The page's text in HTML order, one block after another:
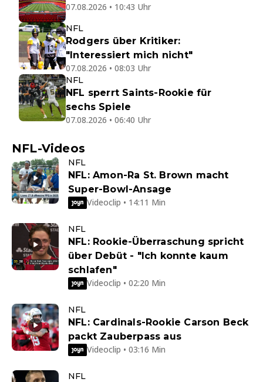
07.08.2026 • 10:43 Uhr
NFL
Rodgers über Kritiker:
"Interessiert mich nicht"
07.08.2026 • 08:03 Uhr
NFL
NFL sperrt Saints-Rookie für
sechs Spiele
07.08.2026 • 06:40 Uhr
NFL-Videos
NFL
NFL: Amon-Ra St. Brown macht
Super-Bowl-Ansage
Videoclip • 14:11 Min
NFL
NFL: Rookie-Überraschung spricht
über Debüt - "Ich konnte kaum
schlafen"
Videoclip • 02:20 Min
NFL
NFL: Cardinals-Rookie Carson Beck
packt Zauberpass aus
Videoclip • 03:16 Min
NFL